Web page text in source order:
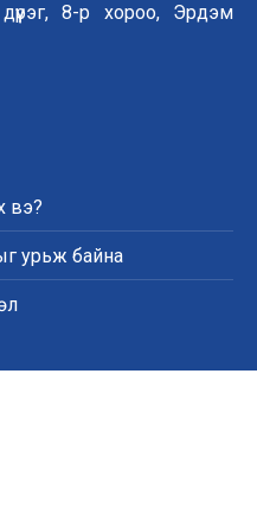
дүүрэг, 8-р хороо, Эрдэм
вэ?
урьж байна